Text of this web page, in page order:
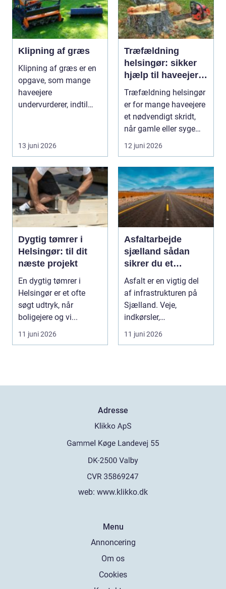
Klipning af græs
Klipning af græs er en
opgave, som mange
haveejere
undervurderer, indtil
13 juni 2026
Træfældning
helsingør: sikker
hjælp til haveejere
og virksomheder
Træfældning helsingør
er for mange haveejere
et nødvendigt skridt,
når gamle eller syge
træer skaber...
12 juni 2026
Dygtig tømrer i
Helsingør: til dit
næste projekt
En dygtig tømrer i
Helsingør er et ofte
søgt udtryk, når
boligejere og vi...
11 juni 2026
Asfaltarbejde
sjælland sådan
sikrer du et
holdbart resultat
Asfalt er en vigtig del
af infrastrukturen på
Sjælland. Veje,
indkørsler,
parkeringspladser og
stier...
11 juni 2026
Adresse
web: www.klikko.dk
Menu
Annoncering
Om os
Cookies